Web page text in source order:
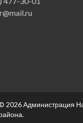
2026Администрация
.